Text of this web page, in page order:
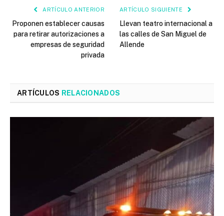
ARTÍCULO ANTERIOR
Proponen establecer causas
para retirar autorizaciones a
empresas de seguridad
privada
ARTÍCULO SIGUIENTE
Llevan teatro internacional a
las calles de San Miguel de
Allende
ARTÍCULOS RELACIONADOS